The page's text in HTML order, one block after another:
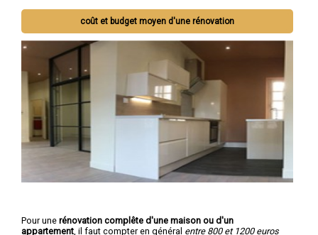
coût et budget moyen d'une rénovation
Pour une rénovation complête d'une maison ou d'un
appartement , il faut compter en général entre 800 et 1200 euros